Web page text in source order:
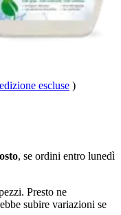
escluse )
, se ordini entro lunedì
Presto ne
subire variazioni se